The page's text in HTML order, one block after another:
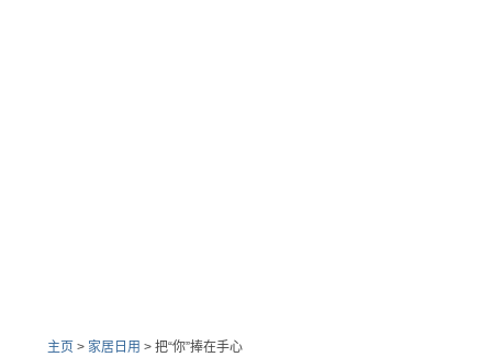
主页 > 家居日用 > 把“你”捧在手心